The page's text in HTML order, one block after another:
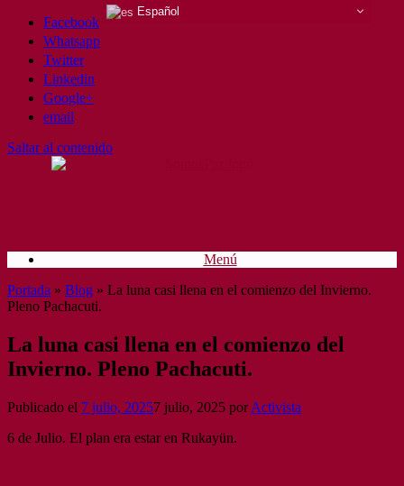
Facebook
Whatsapp
Twitter
Linkedin
Google+
email
Saltar al contenido
Menú
Portada » Blog » La luna casi llena en el comienzo del Invierno.
Pleno Pachacuti.
La luna casi llena en el comienzo del
Invierno. Pleno Pachacuti.
Publicado el 7 julio, 20257 julio, 2025 porActivista
6 de Julio. El plan era estar en Rukayün.
Español